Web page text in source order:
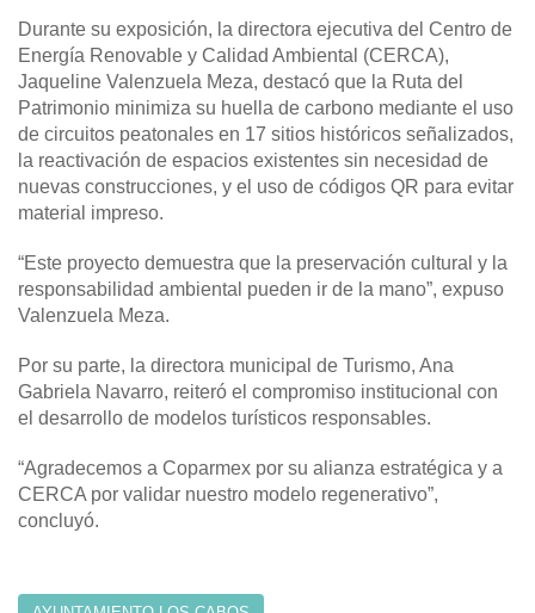
Durante su exposición, la directora ejecutiva del Centro de
Energía Renovable y Calidad Ambiental (CERCA),
Jaqueline Valenzuela Meza, destacó que la Ruta del
Patrimonio minimiza su huella de carbono mediante el uso
de circuitos peatonales en 17 sitios históricos señalizados,
la reactivación de espacios existentes sin necesidad de
nuevas construcciones, y el uso de códigos QR para evitar
material impreso.
“Este proyecto demuestra que la preservación cultural y la
responsabilidad ambiental pueden ir de la mano”, expuso
Valenzuela Meza.
Por su parte, la directora municipal de Turismo, Ana
Gabriela Navarro, reiteró el compromiso institucional con
el desarrollo de modelos turísticos responsables.
“Agradecemos a Coparmex por su alianza estratégica y a
CERCA por validar nuestro modelo regenerativo”,
concluyó.